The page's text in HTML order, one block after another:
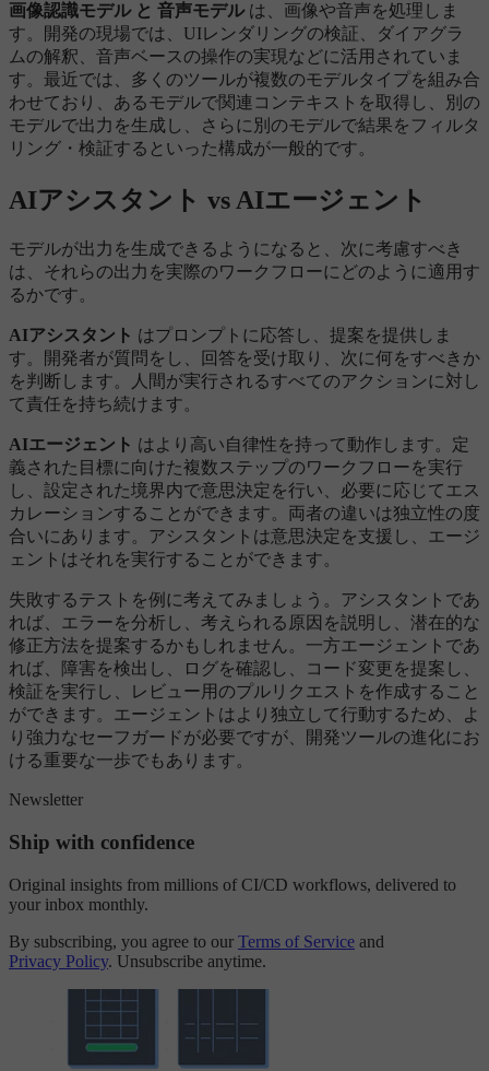
画像認識モデル と 音声モデルは、画像や音声を処理しま
す。開発の現場では、UIレンダリングの検証、ダイアグラ
ムの解釈、音声ベースの操作の実現などに活用されていま
す。最近では、多くのツールが複数のモデルタイプを組み合
わせており、あるモデルで関連コンテキストを取得し、別の
モデルで出力を生成し、さらに別のモデルで結果をフィルタ
リング・検証するといった構成が一般的です。
AIアシスタント vs AIエージェント
モデルが出力を生成できるようになると、次に考慮すべき
は、それらの出力を実際のワークフローにどのように適用す
るかです。
AIアシスタント はプロンプトに応答し、提案を提供しま
す。開発者が質問をし、回答を受け取り、次に何をすべきか
を判断します。人間が実行されるすべてのアクションに対し
て責任を持ち続けます。
AIエージェント はより高い自律性を持って動作します。定
義された目標に向けた複数ステップのワークフローを実行
し、設定された境界内で意思決定を行い、必要に応じてエス
カレーションすることができます。両者の違いは独立性の度
合いにあります。アシスタントは意思決定を支援し、エージ
ェントはそれを実行することができます。
失敗するテストを例に考えてみましょう。アシスタントであ
れば、エラーを分析し、考えられる原因を説明し、潜在的な
修正方法を提案するかもしれません。一方エージェントであ
れば、障害を検出し、ログを確認し、コード変更を提案し、
検証を実行し、レビュー用のプルリクエストを作成すること
ができます。エージェントはより独立して行動するため、よ
り強力なセーフガードが必要ですが、開発ツールの進化にお
ける重要な一歩でもあります。
Newsletter
Ship with confidence
Original insights from millions of CI/CD workflows, delivered to
your inbox monthly.
By subscribing, you agree to our Terms of Service and
Privacy Policy. Unsubscribe anytime.